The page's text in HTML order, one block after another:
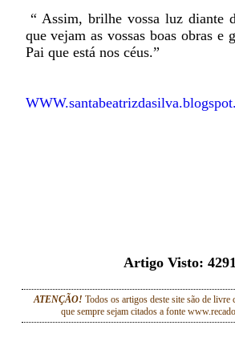
“ Assim, brilhe vossa luz diante
que vejam as vossas boas obras e
Pai que está nos céus.”
Artigo Visto: 4291
ATENÇÃO! Todos os artigos deste site são de livre
que sempre sejam citados a fonte